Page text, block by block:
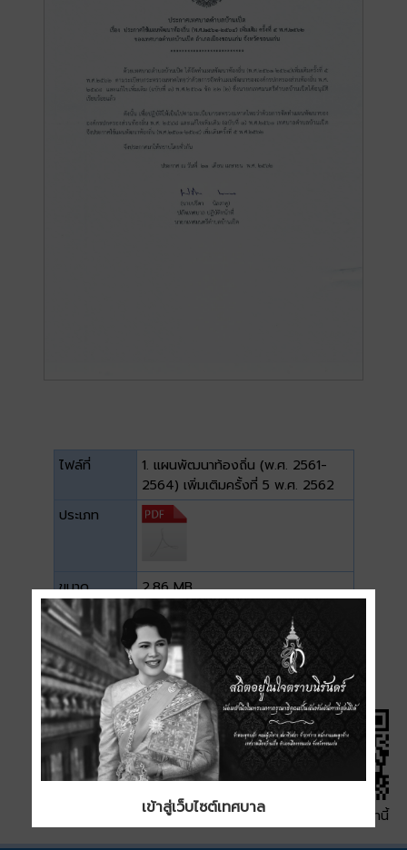
ไฟล์ที่
1. แผนพัฒนาท้องถิ่น (พ.ศ. 2561-
2564) เพิ่มเติมครั้งที่ 5 พ.ศ. 2562
ประเภท
ขนาด
2.86 MB
ดาวน์โหลด
QR Code หน้านี้
เข้าสู่เว็บไซต์เทศบาล